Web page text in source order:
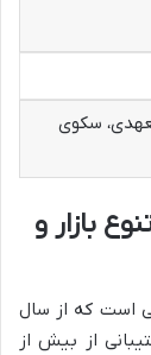
سکوی
بازار و
است که از سال
از بیش از